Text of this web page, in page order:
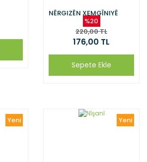
NÊRGIZÊN XEMGÎNIYÊ
%20
220,00 TL
176,00 TL
Sepete Ekle
Yeni Yeni